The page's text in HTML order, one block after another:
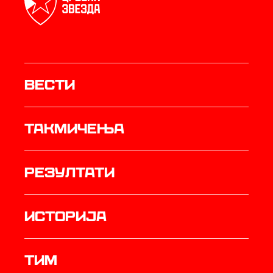
Вести
Такмичења
резултати
историја
ТИМ